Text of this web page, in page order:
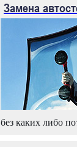
Замена
без каких либо